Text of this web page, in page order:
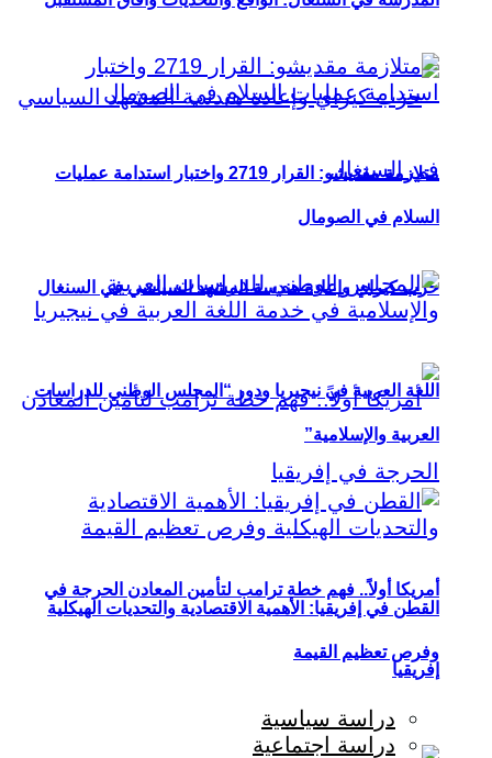
حزب كيراي وإعادة هندسة المشهد السياسي في السنغال
أمريكا أولاً.. فهم خطة ترامب لتأمين المعادن الحرجة في
إفريقيا
متلازمة مقديشو: القرار 2719 واختبار استدامة عمليات
السلام في الصومال
اللغة العربية في نيجيريا ودور “المجلس الوطني للدراسات
العربية والإسلامية”
القطن في إفريقيا: الأهمية الاقتصادية والتحديات الهيكلية
وفرص تعظيم القيمة
دراسة سياسية
دراسة اجتماعية